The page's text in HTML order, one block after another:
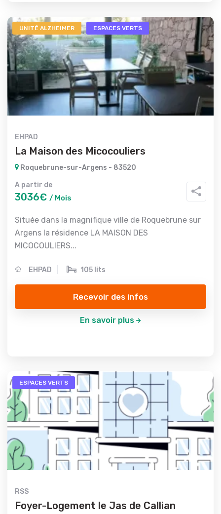
UNITÉ ALZHEIMER ESPACES VERTS
EHPAD
La Maison des Micocouliers
Roquebrune-sur-Argens - 83520
A partir de
3036€ / Mois
Située dans la magnifique ville de Roquebrune sur
Argens la résidence LA MAISON DES
MICOCOULIERS...
EHPAD 105 lits
Recevoir des infos
En savoir plus
ESPACES VERTS
RSS
Foyer-Logement le Jas de Callian